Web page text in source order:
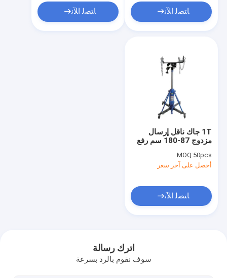
ﺎﺘﺼﻟ ﺍﻶﻧ ﺎﺘﺼﻟ ﺍﻶﻧ
1T جاك ناقل إرسال
مزدوج 87-180 سم رفع
/ الشاحنات الخفيفة /
إصلاح المركبات التجارية
MOQ:50pcs
أحصل على آخر سعر
ﺎﺘﺼﻟ ﺍﻶﻧ
اترك رسالة
سوف نقوم بالرد بسرعة